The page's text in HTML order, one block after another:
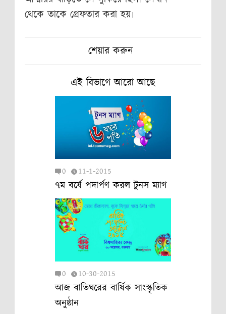
থেকে তাকে গ্রেফতার করা হয়৷
শেয়ার করুন
এই বিভাগে আরো আছে
0 11-1-2015
৭ম বর্ষে পদার্পণ করল টুনস ম্যাগ
0 10-30-2015
আজ বাতিঘরের বার্ষিক সাংস্কৃতিক
অনুষ্ঠান